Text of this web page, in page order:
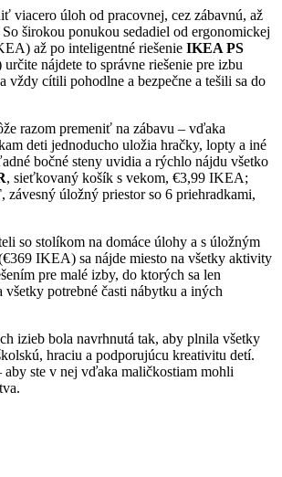
viacero úloh od pracovnej, cez zábavnú, až
širokou ponukou sedadiel od ergonomickej
až po inteligentné riešenie IKEA PS
nájdete to správne riešenie pre izbu
vždy cítili pohodlne a bezpečne a tešili sa do
razom premeniť na zábavu – vďaka
deti jednoducho uložia hračky, lopty a iné
bočné steny uvidia a rýchlo nájdu všetko
, sieťkovaný košík s vekom, €3,99 IKEA;
, závesný úložný priestor so 6 priehradkami,
so stolíkom na domáce úlohy a s úložným
IKEA) sa nájde miesto na všetky aktivity
pre malé izby, do ktorých sa len
potrebné časti nábytku a iných
izieb bola navrhnutá tak, aby plnila všetky
hraciu a podporujúcu kreativitu detí.
aby ste v nej vďaka maličkostiam mohli